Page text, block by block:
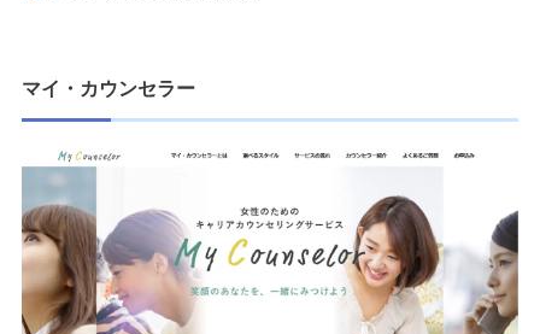
マイ・カウンセラー